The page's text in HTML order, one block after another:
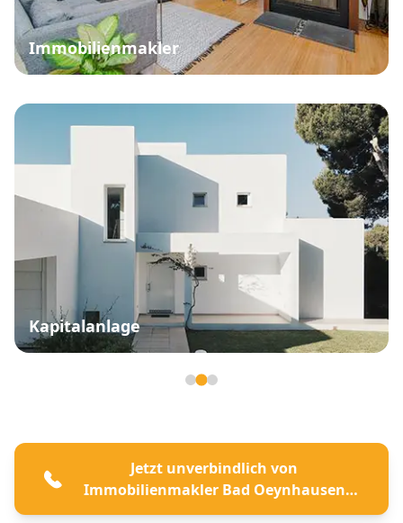
Immobilienmakler
Kapitalanlage
Jetzt unverbindlich von
Immobilienmakler Bad Oeynhausen
beraten lassen